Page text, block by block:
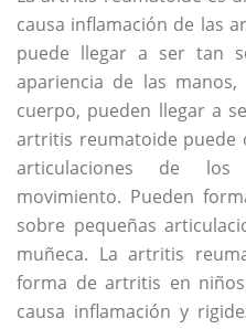
causa inflamación de las
puede llegar a ser tan
apariencia de las
cuerpo, pueden llegar a
artritis reumatoide puede
articulaciones de
movimiento. Pueden
sobre pequeñas
muñeca. La artritis
forma de artritis en
causa inflamación y